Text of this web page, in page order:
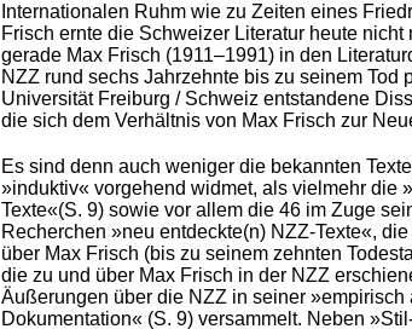
Internationalen Ruhm wie zu Zeiten eines
Frisch ernte die Schweizer Literatur heute nicht
gerade Max Frisch (1911–1991) in den
NZZ rund sechs Jahrzehnte bis zu seinem Tod
Universität Freiburg / Schweiz entstandene
die sich dem Verhältnis von Max Frisch zur
Es sind denn auch weniger die bekannten
»induktiv« vorgehend widmet, als vielmehr die
Texte«(S. 9) sowie vor allem die 46 im Zuge
Recherchen »neu entdeckte(n) NZZ-Texte«,
über Max Frisch (bis zu seinem zehnten
die zu und über Max Frisch in der NZZ
Äußerungen über die NZZ in seiner »empirisch
Dokumentation« (S. 9) versammelt. Neben